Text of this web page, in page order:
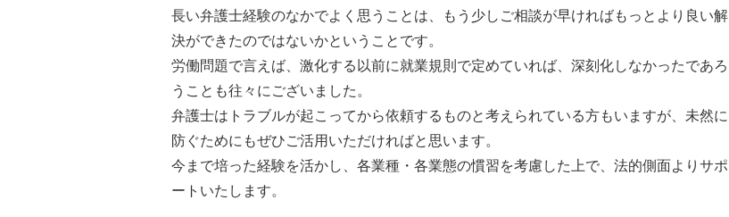
長い弁護士経験のなかでよく思うことは、もう少しご相談が早ければもっとより良い解
決ができたのではないかということです。
労働問題で言えば、激化する以前に就業規則で定めていれば、深刻化しなかったであろ
うことも往々にございました。
弁護士はトラブルが起こってから依頼するものと考えられている方もいますが、未然に
防ぐためにもぜひご活用いただければと思います。
今まで培った経験を活かし、各業種・各業態の慣習を考慮した上で、法的側面よりサポ
ートいたします。